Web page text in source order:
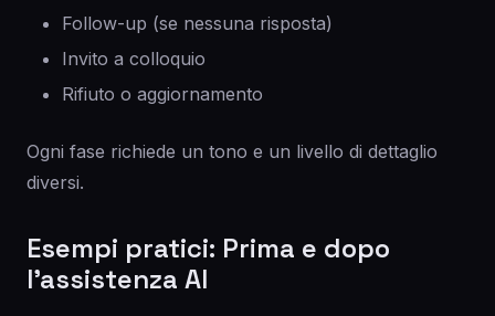
Follow-up (se nessuna risposta)
Invito a colloquio
Rifiuto o aggiornamento
Ogni fase richiede un tono e un livello di dettaglio
diversi.
Esempi pratici: Prima e dopo
l'assistenza AI